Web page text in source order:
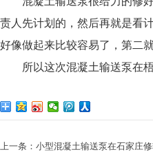
责人先计划的，然后再就是看
好像做起来比较容易了，第二
所以这次混凝土输送泵在
上一条： 小型混凝土输送泵在石家庄